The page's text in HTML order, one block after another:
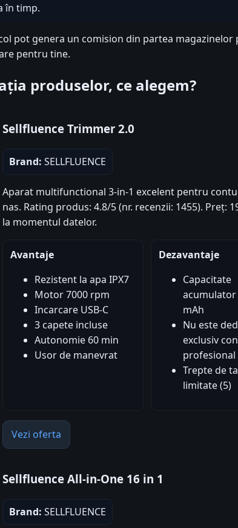
în timp.
pot genera un comision din partea magazinelor
pentru tine.
produselor, ce alegem?
Sellfluence Trimmer 2.0
Brand: SELLFLUENCE
Aparat multifunctional 3-in-1 excelent pentru
nas. Rating produs: 4.8/5 (nr. recenzii: 1455). Preț:
la momentul datelor.
Avantaje
Rezistent la apa IPX7
Motor 7000 rpm
Incarcare USB-C
3 capete incluse
Autonomie 60 min
Usor de manevrat
Dezavantaje
Capacitate
acumulator
mAh
Nu este
exclusiv
profesional
Trepte de
limitate (5)
Vezi oferta
Sellfluence All-in-One 16 in 1
Brand: SELLFLUENCE